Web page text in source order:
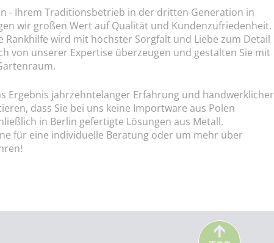
- Ihrem Traditionsbetrieb in der dritten Generation in
wir großen Wert auf Qualität und Kundenzufriedenheit.
Rankhilfe wird mit höchster Sorgfalt und Liebe zum Detail
von unserer Expertise überzeugen und gestalten Sie mit
Ergebnis jahrzehntelanger Erfahrung und handwerklicher
dass Sie bei uns keine Importware aus Polen
in Berlin gefertigte Lösungen aus Metall.
für eine individuelle Beratung oder um mehr über